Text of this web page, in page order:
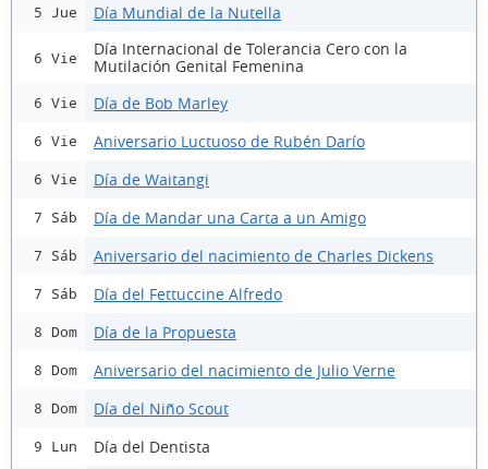
5 Jue Día Mundial de la Nutella
6 Vie
Día Internacional de Tolerancia Cero con la
Mutilación Genital Femenina
6 Vie Día de Bob Marley
6 Vie Aniversario Luctuoso de Rubén Darío
6 Vie Día de Waitangi
7 Sáb Día de Mandar una Carta a un Amigo
7 Sáb Aniversario del nacimiento de Charles Dickens
7 Sáb Día del Fettuccine Alfredo
8 Dom Día de la Propuesta
8 Dom Aniversario del nacimiento de Julio Verne
8 Dom Día del Niño Scout
9 Lun Día del Dentista